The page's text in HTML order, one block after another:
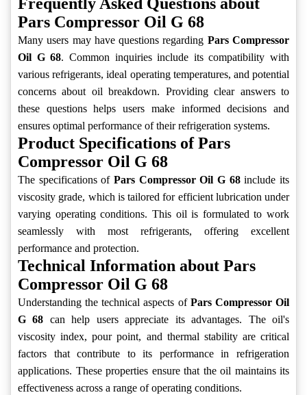
Frequently Asked Questions about
Pars Compressor Oil G 68
Many users may have questions regarding Pars Compressor
Oil G 68. Common inquiries include its compatibility with
various refrigerants, ideal operating temperatures, and potential
concerns about oil breakdown. Providing clear answers to
these questions helps users make informed decisions and
ensures optimal performance of their refrigeration systems.
Product Specifications of Pars
Compressor Oil G 68
The specifications of Pars Compressor Oil G 68include its
viscosity grade, which is tailored for efficient lubrication under
varying operating conditions. This oil is formulated to work
seamlessly with most refrigerants, offering excellent
performance and protection.
Technical Information about Pars
Compressor Oil G 68
Understanding the technical aspects of Pars Compressor Oil
G 68 can help users appreciate its advantages. The oil's
viscosity index, pour point, and thermal stability are critical
factors that contribute to its performance in refrigeration
applications. These properties ensure that the oil maintains its
effectiveness across a range of operating conditions.